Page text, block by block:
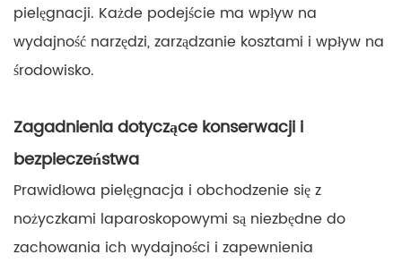
pielęgnacji. Każde podejście ma wpływ na
wydajność narzędzi, zarządzanie kosztami i wpływ na
środowisko.
Zagadnienia dotyczące konserwacji i
bezpieczeństwa
Prawidłowa pielęgnacja i obchodzenie się z
nożyczkami laparoskopowymi są niezbędne do
zachowania ich wydajności i zapewnienia